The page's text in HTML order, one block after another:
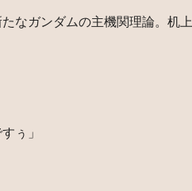
なガンダムの主機関理論。机上
ぅ」